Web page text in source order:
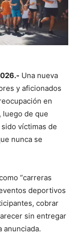
Una nueva
y aficionados
en
luego de que
víctimas de
nunca se
“carreras
deportivos
cobrar
sin entregar
anunciada.